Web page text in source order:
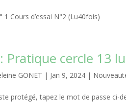
1 Cours d’essai N°2 (Lu40fois)
Pratique cercle 13
GONET | Jan 9, 2024 |
protégé, tapez le mot de passe ci-